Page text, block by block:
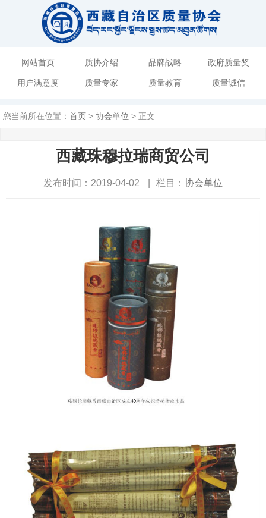
网站首页 质协介绍 品牌战略 政府质量奖
用户满意度 质量专家 质量教育 质量诚信
您当前所在位置： 首页 > 协会单位 > 正文
西藏珠穆拉瑞商贸公司
发布时间：2019-04-02 栏目： 协会单位